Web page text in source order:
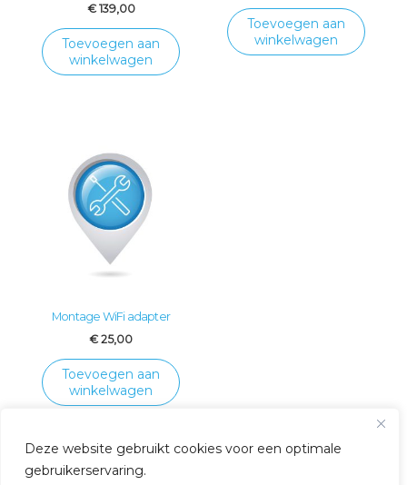
Deze website gebruikt cookies voor een optimale
gebruikerservaring.
€139,00
Toevoegen aan
winkelwagen
Toevoegen aan
winkelwagen
Montage WiFi adapter
€ 25,00
Toevoegen aan
winkelwagen